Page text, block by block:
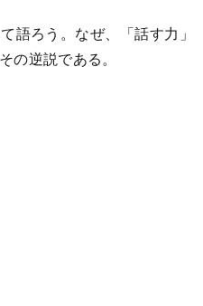
語ろう。なぜ、「話す力」
の逆説である。